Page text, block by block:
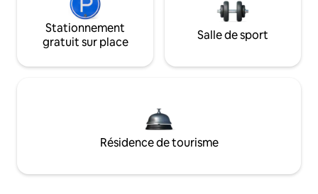
Stationnement
gratuit sur place
Salle de sport
Résidence de tourisme